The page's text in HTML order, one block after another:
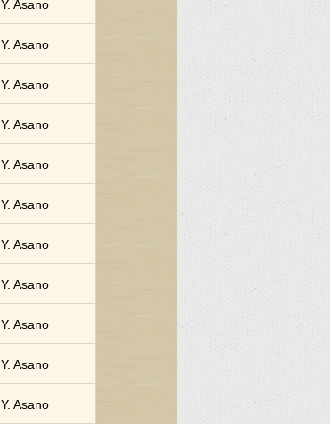
Y. Asano
Y. Asano
Y. Asano
Y. Asano
Y. Asano
Y. Asano
Y. Asano
Y. Asano
Y. Asano
Y. Asano
Y. Asano